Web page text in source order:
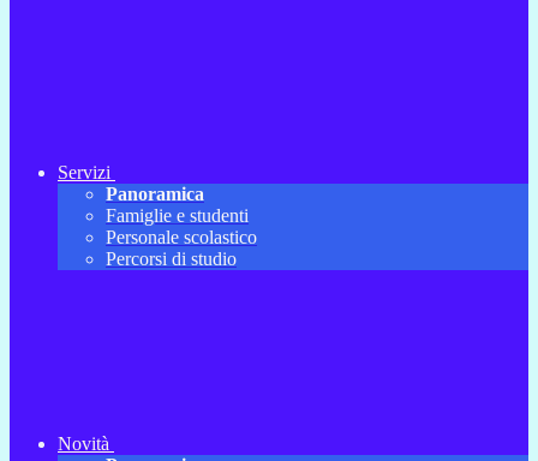
Servizi
Panoramica
Famiglie e studenti
Personale scolastico
Percorsi di studio
Novità